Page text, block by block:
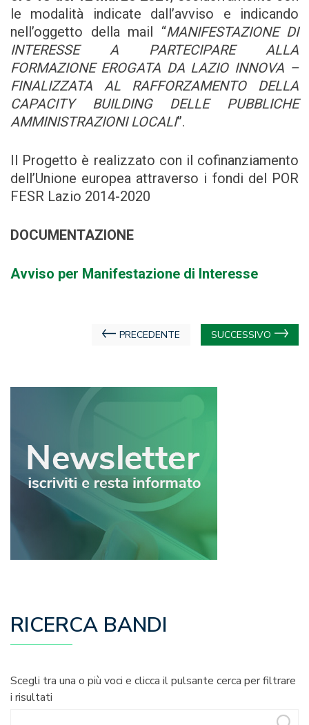
le modalità indicate dall’avviso e indicando
nell’oggetto della mail “MANIFESTAZIONE DI
INTERESSE A PARTECIPARE ALLA
FORMAZIONE EROGATA DA LAZIO INNOVA –
FINALIZZATA AL RAFFORZAMENTO DELLA
CAPACITY BUILDING DELLE PUBBLICHE
AMMINISTRAZIONI LOCALI”.
Il Progetto è realizzato con il cofinanziamento
dell’Unione europea attraverso i fondi del POR
FESR Lazio 2014-2020
DOCUMENTAZIONE
Avviso per Manifestazione di Interesse
Navigazione
PRECEDENTE SUCCESSIVO
RICERCA BANDI
Scegli tra una o più voci e clicca il pulsante cerca per filtrare
i risultati